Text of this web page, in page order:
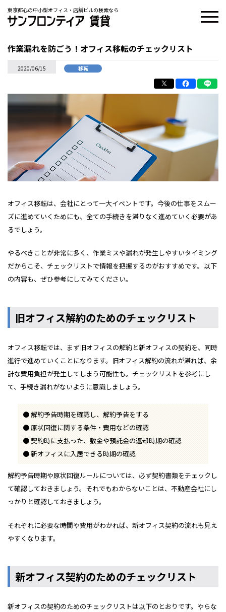
東京都心の中小型オフィス・店舗ビルの検索なら
作業漏れを防ごう！オフィス移転のチェックリスト
2020/06/15 移転
オフィス移転は、会社にとって一大イベントです。今後の仕事をスムー
ズに進めていくためにも、全ての手続きを滞りなく進めていく必要があ
るでしょう。
やるべきことが非常に多く、作業ミスや漏れが発生しやすいタイミング
だからこそ、チェックリストで情報を把握するのがおすすめです。以下
の内容も、ぜひ参考にしてみてください。
旧オフィス解約のためのチェックリスト
オフィス移転では、まず旧オフィスの解約と新オフィスの契約を、同時
進行で進めていくことになります。旧オフィス解約の流れが滞れば、余
計な費用負担が発生してしまう可能性も。チェックリストを参考にし
て、手続き漏れがないように意識しましょう。
解約予告時期を確認し、解約予告をする
原状回復に関する条件・費用などの確認
契約時に支払った、敷金や預託金の返却時期の確認
新オフィスに入居できる時期の確認
解約予告時期や原状回復ルールについては、必ず契約書類をチェックし
て確認しておきましょう。それでもわからないことは、不動産会社にし
っかりと確認しておきましょう。
それぞれに必要な時間や費用がわかれば、新オフィス契約の流れも見え
やすくなります。
新オフィス契約のためのチェックリスト
新オフィスの契約のためのチェックリストは以下のとおりです。やらな